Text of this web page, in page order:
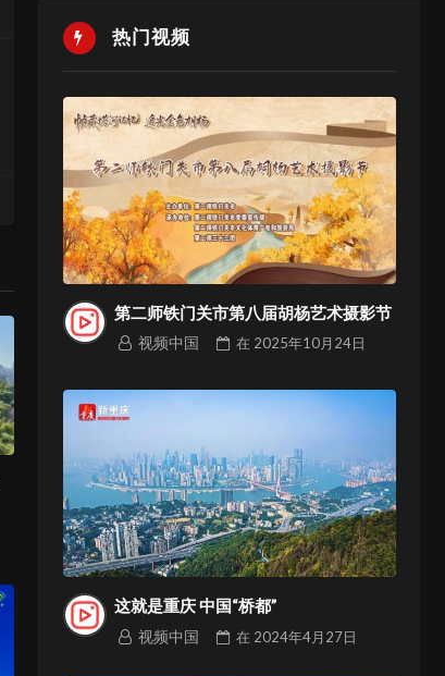
热门视频
第二师铁门关市第八届胡杨艺术摄影节
视频中国 在 2025年10月24日
这就是重庆 中国“桥都”
视频中国 在 2024年4月27日